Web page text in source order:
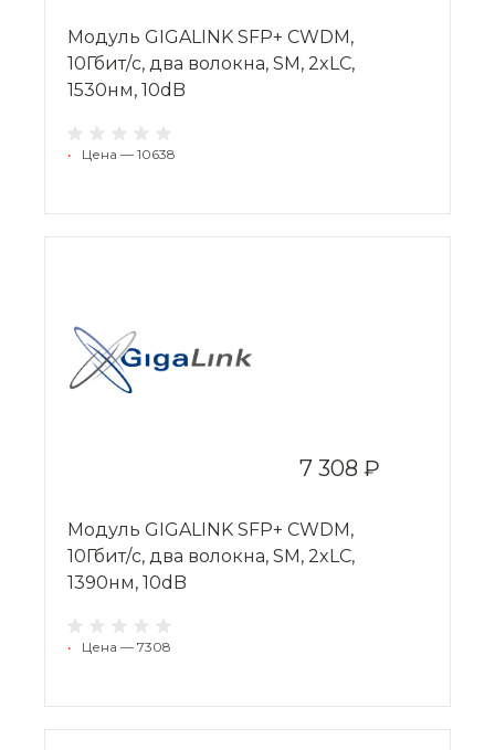
Модуль GIGALINK SFP+ CWDM,
10Гбит/c, два волокна, SM, 2xLC,
1530нм, 10dB
• Цена — 10638
7 308 ₽
Модуль GIGALINK SFP+ CWDM,
10Гбит/c, два волокна, SM, 2xLC,
1390нм, 10dB
• Цена — 7308